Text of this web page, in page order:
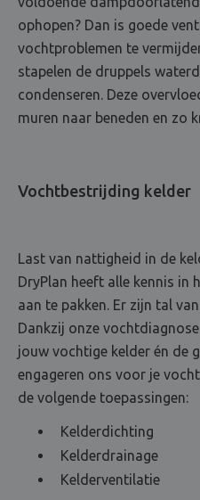
ophopen? Dan is goede
vochtproblemen te
stapelen de druppels
condenseren. Deze
muren naar beneden en zo
Vochtbestrijding kelder
Last van nattigheid in de
DryPlan heeft alle kennis in
aan te pakken. Er zijn tal
Dankzij onze
jouw vochtige kelder én de
engageren ons voor je
de volgende toepassingen:
Kelderdichting
Kelderdrainage
Kelderventilatie